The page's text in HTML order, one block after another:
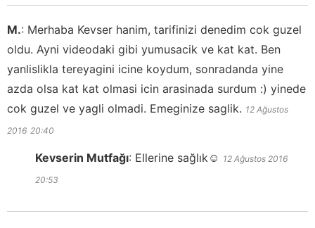
M.: Merhaba Kevser hanim, tarifinizi denedim cok guzel
oldu. Ayni videodaki gibi yumusacik ve kat kat. Ben
yanlislikla tereyagini icine koydum, sonradanda yine
azda olsa kat kat olmasi icin arasinada surdum :) yinede
cok guzel ve yagli olmadi. Emeginize saglik. 12 Ağustos
2016 20:40
Kevserin Mutfağı: Ellerine sağlık☺️ 12 Ağustos 2016
20:53